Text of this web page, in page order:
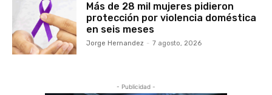
Más de 28 mil mujeres pidieron
protección por violencia doméstica
en seis meses
Jorge Hernandez - 7 agosto, 2026
- Publicidad -